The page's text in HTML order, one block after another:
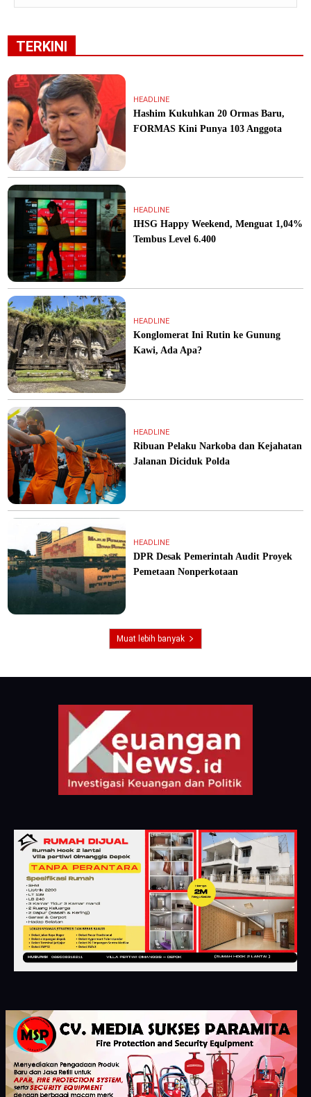
TERKINI
HEADLINE
Hashim Kukuhkan 20 Ormas Baru,
FORMAS Kini Punya 103 Anggota
HEADLINE
IHSG Happy Weekend, Menguat 1,04%
Tembus Level 6.400
HEADLINE
Konglomerat Ini Rutin ke Gunung
Kawi, Ada Apa?
HEADLINE
Ribuan Pelaku Narkoba dan Kejahatan
Jalanan Diciduk Polda
HEADLINE
DPR Desak Pemerintah Audit Proyek
Pemetaan Nonperkotaan
Muat lebih banyak